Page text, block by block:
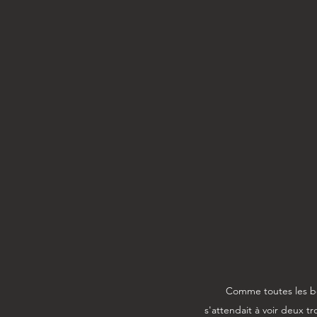
Comme toutes les
s'attendait à voir deux